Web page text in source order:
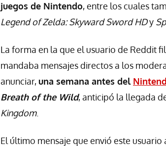
juegos de Nintendo, entre los cuales
Legend of Zelda: Skyward Sword HDy
La forma en la que el usuario de Reddit
mandaba mensajes directos a los
anunciar, una semana antes del
Breath of the Wild, anticipó la llegada
Kingdom.
El último mensaje que envió este